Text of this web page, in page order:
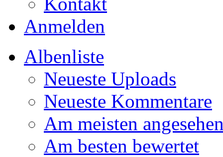
Anmelden
Albenliste
Neueste Uploads
Neueste Kommentare
Am meisten
Am besten bewertet